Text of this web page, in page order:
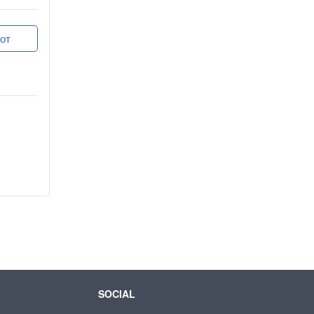
SOCIAL